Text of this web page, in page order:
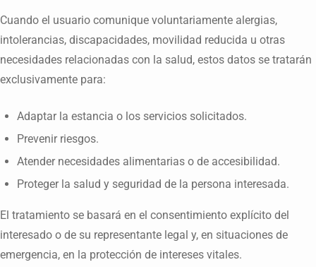
Cuando el usuario comunique voluntariamente alergias,
intolerancias, discapacidades, movilidad reducida u otras
necesidades relacionadas con la salud, estos datos se tratarán
exclusivamente para:
Adaptar la estancia o los servicios solicitados.
Prevenir riesgos.
Atender necesidades alimentarias o de accesibilidad.
Proteger la salud y seguridad de la persona interesada.
El tratamiento se basará en el consentimiento explícito del
interesado o de su representante legal y, en situaciones de
emergencia, en la protección de intereses vitales.